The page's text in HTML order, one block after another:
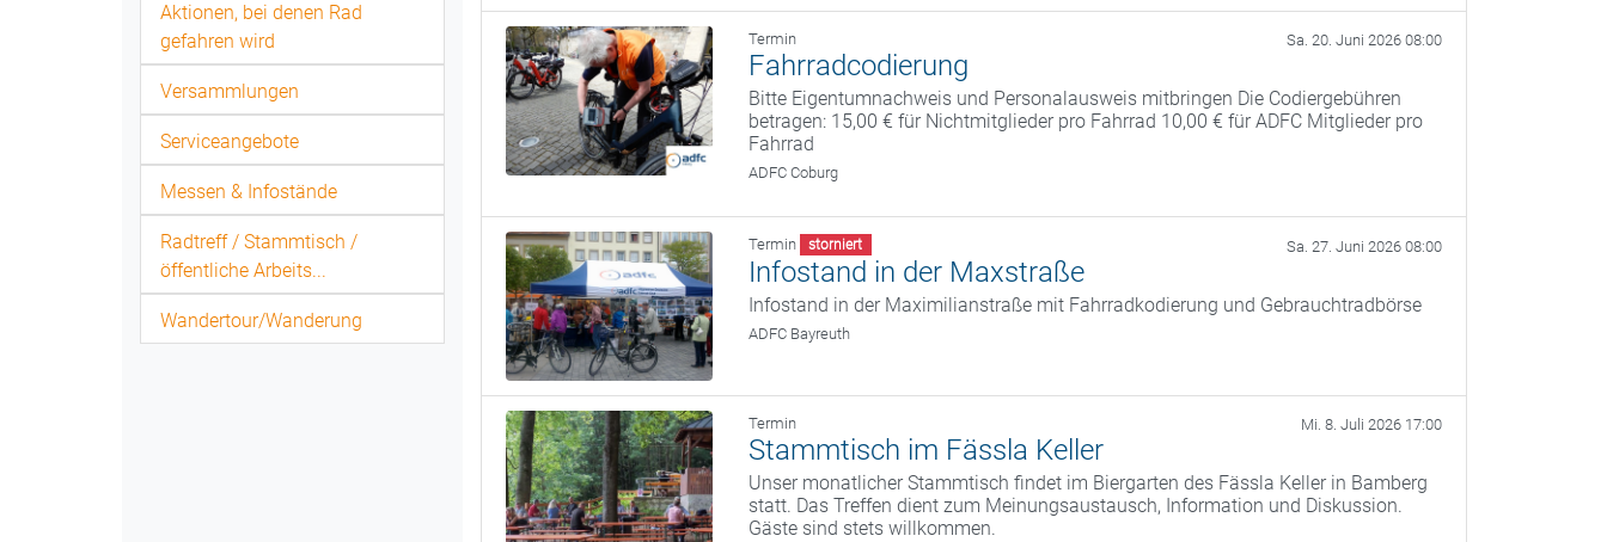
Aktionen, bei denen Rad
gefahren wird
Versammlungen
Serviceangebote
Messen & Infostände
Radtreff / Stammtisch /
öffentliche Arbeits...
Wandertour/Wanderung
Termin Sa. 20. Juni 2026 08:00
Fahrradcodierung
Bitte Eigentumnachweis und Personalausweis mitbringen Die Codiergebühren
betragen: 15,00 € für Nichtmitglieder pro Fahrrad 10,00 € für ADFC Mitglieder pro
Fahrrad
ADFC Coburg
Termin storniert Sa. 27. Juni 2026 08:00
Infostand in der Maxstraße
Infostand in der Maximilianstraße mit Fahrradkodierung und Gebrauchtradbörse
ADFC Bayreuth
Termin Mi. 8. Juli 2026 17:00
Stammtisch im Fässla Keller
Unser monatlicher Stammtisch findet im Biergarten des Fässla Keller in Bamberg
statt. Das Treffen dient zum Meinungsaustausch, Information und Diskussion.
Gäste sind stets willkommen.